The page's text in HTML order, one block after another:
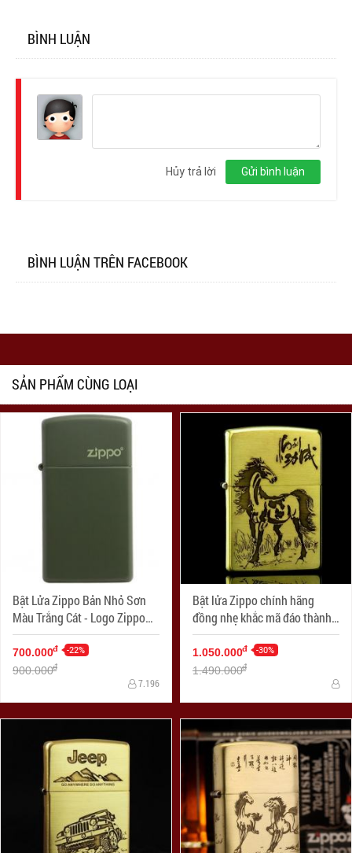
BÌNH LUẬN
Gửi bình luận
Hủy trả lời
BÌNH LUẬN TRÊN FACEBOOK
SẢN PHẨM CÙNG LOẠI
Bật Lửa Zippo Bản Nhỏ Sơn
Màu Trắng Cát - Logo Zippo
SKU 1627ZL- Zippo Slim®
Green Matte Zippo Logo
700.000đ -22%
900.000đ
7.196
Bật lửa Zippo chính hãng
đồng nhẹ khắc mã đáo thành
công
1.050.000đ -30%
1.490.000đ